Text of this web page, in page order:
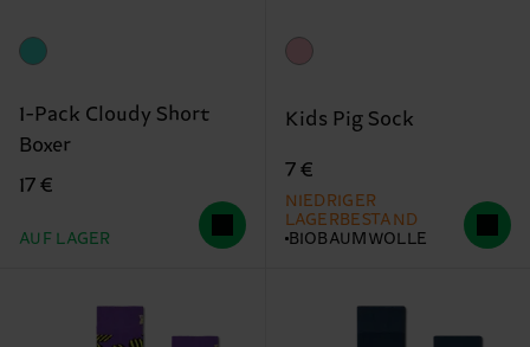
1-Pack Cloudy Short
Boxer
17 €
AUF LAGER
Kids Pig Sock
7 €
NIEDRIGER
LAGERBESTAND
BIOBAUMWOLLE